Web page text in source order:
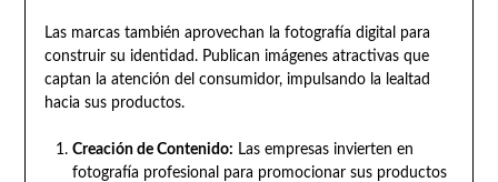
Las marcas también aprovechan la fotografía digital para
construir su identidad. Publican imágenes atractivas que
captan la atención del consumidor, impulsando la lealtad
hacia sus productos.
Creación de Contenido: Las empresas invierten en
fotografía profesional para promocionar sus productos